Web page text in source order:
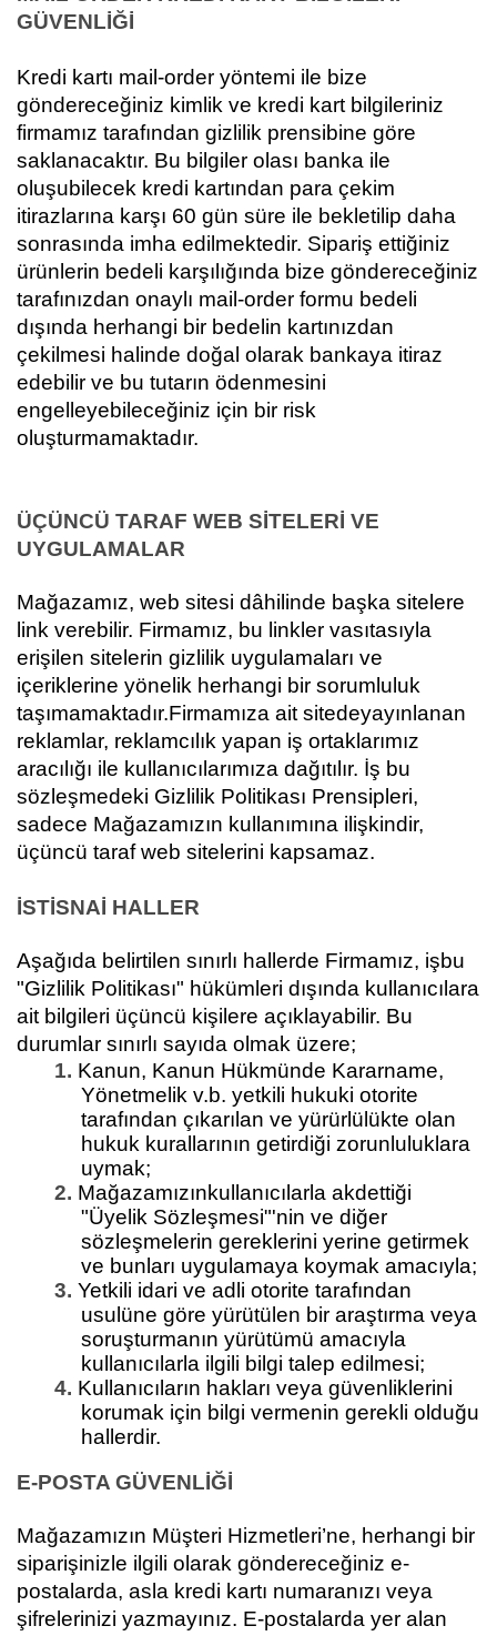
GÜVENLİĞİ
Kredi kartı mail-order yöntemi ile bize
göndereceğiniz kimlik ve kredi kart bilgileriniz
firmamız tarafından gizlilik prensibine göre
saklanacaktır. Bu bilgiler olası banka ile
oluşubilecek kredi kartından para çekim
itirazlarına karşı 60 gün süre ile bekletilip daha
sonrasında imha edilmektedir. Sipariş ettiğiniz
ürünlerin bedeli karşılığında bize göndereceğiniz
tarafınızdan onaylı mail-order formu bedeli
dışında herhangi bir bedelin kartınızdan
çekilmesi halinde doğal olarak bankaya itiraz
edebilir ve bu tutarın ödenmesini
engelleyebileceğiniz için bir risk
oluşturmamaktadır.
ÜÇÜNCÜ TARAF WEB SİTELERİ VE
UYGULAMALAR
Mağazamız, web sitesi dâhilinde başka sitelere
link verebilir. Firmamız, bu linkler vasıtasıyla
erişilen sitelerin gizlilik uygulamaları ve
içeriklerine yönelik herhangi bir sorumluluk
taşımamaktadır.Firmamıza ait sitedeyayınlanan
reklamlar, reklamcılık yapan iş ortaklarımız
aracılığı ile kullanıcılarımıza dağıtılır. İş bu
sözleşmedeki Gizlilik Politikası Prensipleri,
sadece Mağazamızın kullanımına ilişkindir,
üçüncü taraf web sitelerini kapsamaz.
İSTİSNAİ HALLER
Aşağıda belirtilen sınırlı hallerde Firmamız, işbu
"Gizlilik Politikası" hükümleri dışında kullanıcılara
ait bilgileri üçüncü kişilere açıklayabilir. Bu
durumlar sınırlı sayıda olmak üzere;
1. Kanun, Kanun Hükmünde Kararname,
Yönetmelik v.b. yetkili hukuki otorite
tarafından çıkarılan ve yürürlülükte olan
hukuk kurallarının getirdiği zorunluluklara
uymak;
2. Mağazamızınkullanıcılarla akdettiği
"Üyelik Sözleşmesi"'nin ve diğer
sözleşmelerin gereklerini yerine getirmek
ve bunları uygulamaya koymak amacıyla;
3. Yetkili idari ve adli otorite tarafından
usulüne göre yürütülen bir araştırma veya
soruşturmanın yürütümü amacıyla
kullanıcılarla ilgili bilgi talep edilmesi;
4. Kullanıcıların hakları veya güvenliklerini
korumak için bilgi vermenin gerekli olduğu
hallerdir.
E-POSTA GÜVENLİĞİ
Mağazamızın Müşteri Hizmetleri’ne, herhangi bir
siparişinizle ilgili olarak göndereceğiniz e-
postalarda, asla kredi kartı numaranızı veya
şifrelerinizi yazmayınız. E-postalarda yer alan